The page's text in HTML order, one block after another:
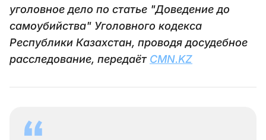
уголовное дело по статье "Доведение до
самоубийства" Уголовного кодекса
Республики Казахстан, проводя досудебное
расследование, передаёт CMN.KZ